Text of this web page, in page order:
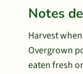
Notes
Harvest
Overgrown
eaten fresh